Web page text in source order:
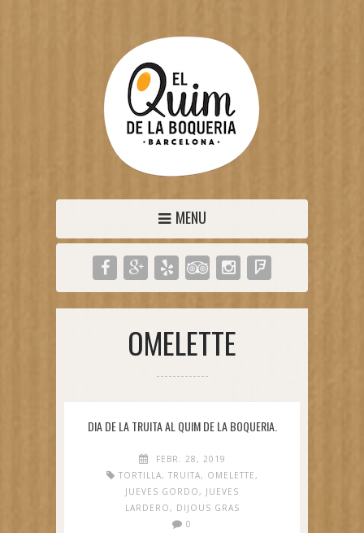
MENU
OMELETTE
DIA DE LA TRUITA AL QUIM DE LA BOQUERIA.
FEBR. 28, 2019
TORTILLA, TRUITA, OMELETTE,
JUEVES GORDO, JUEVES
LARDERO, DIJOUS GRAS
0